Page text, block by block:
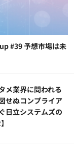
#39 予想市場は未
メ業界に問われる
せぬコンプライア
日立システムズの